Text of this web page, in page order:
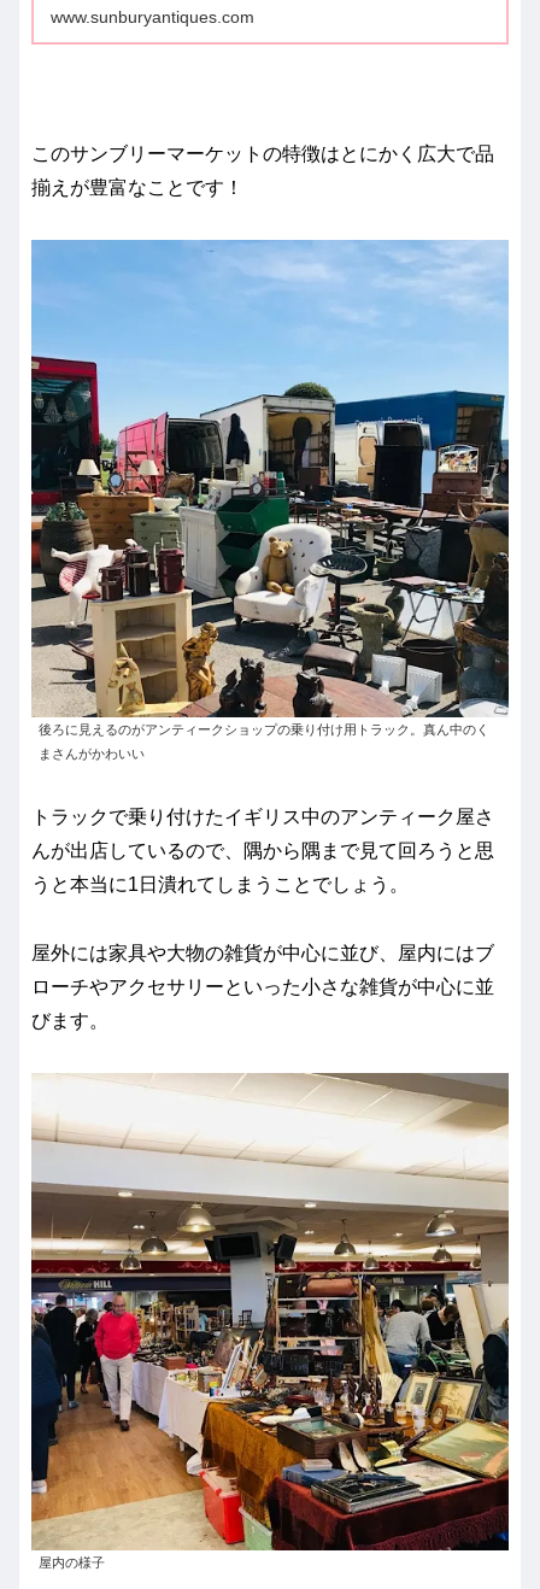
www.sunburyantiques.com
このサンブリーマーケットの特徴はとにかく広大で品
揃えが豊富なことです！
後ろに見えるのがアンティークショップの乗り付け用トラック。真ん中のく
まさんがかわいい
トラックで乗り付けたイギリス中のアンティーク屋さ
んが出店しているので、隅から隅まで見て回ろうと思
うと本当に1日潰れてしまうことでしょう。
屋外には家具や大物の雑貨が中心に並び、屋内にはブ
ローチやアクセサリーといった小さな雑貨が中心に並
びます。
屋内の様子